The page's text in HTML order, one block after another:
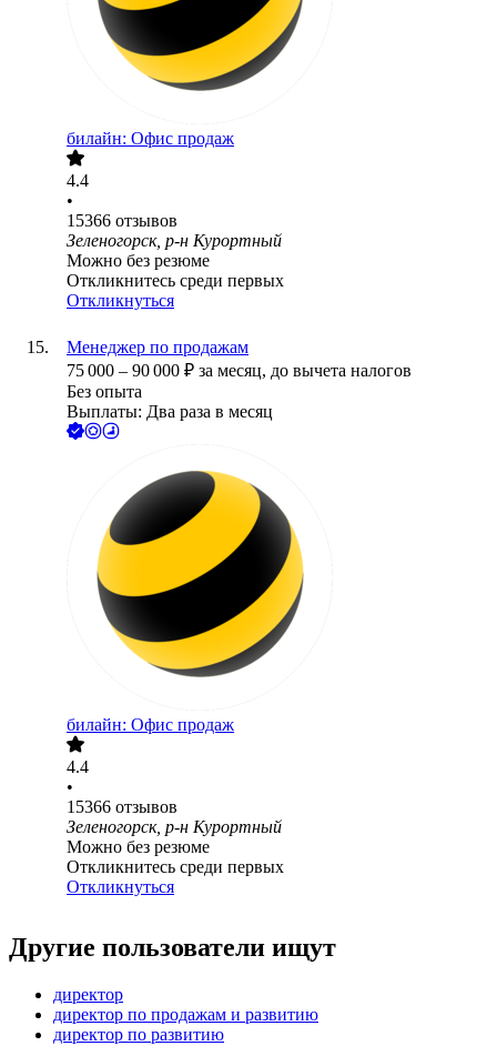
билайн: Офис продаж
4.4
•
15366 отзывов
Зеленогорск, р-н Курортный
Можно без резюме
Откликнитесь среди первых
Откликнуться
Менеджер по продажам
75 000 – 90 000 ₽ за месяц, до вычета налогов
Без опыта
Выплаты: Два раза в месяц
билайн: Офис продаж
4.4
•
15366 отзывов
Зеленогорск, р-н Курортный
Можно без резюме
Откликнитесь среди первых
Откликнуться
Другие пользователи ищут
директор
директор по продажам и развитию
директор по развитию